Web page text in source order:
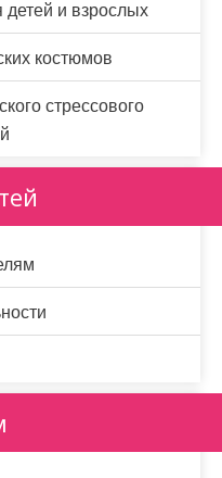
детей и взрослых
костюмов
стрессового